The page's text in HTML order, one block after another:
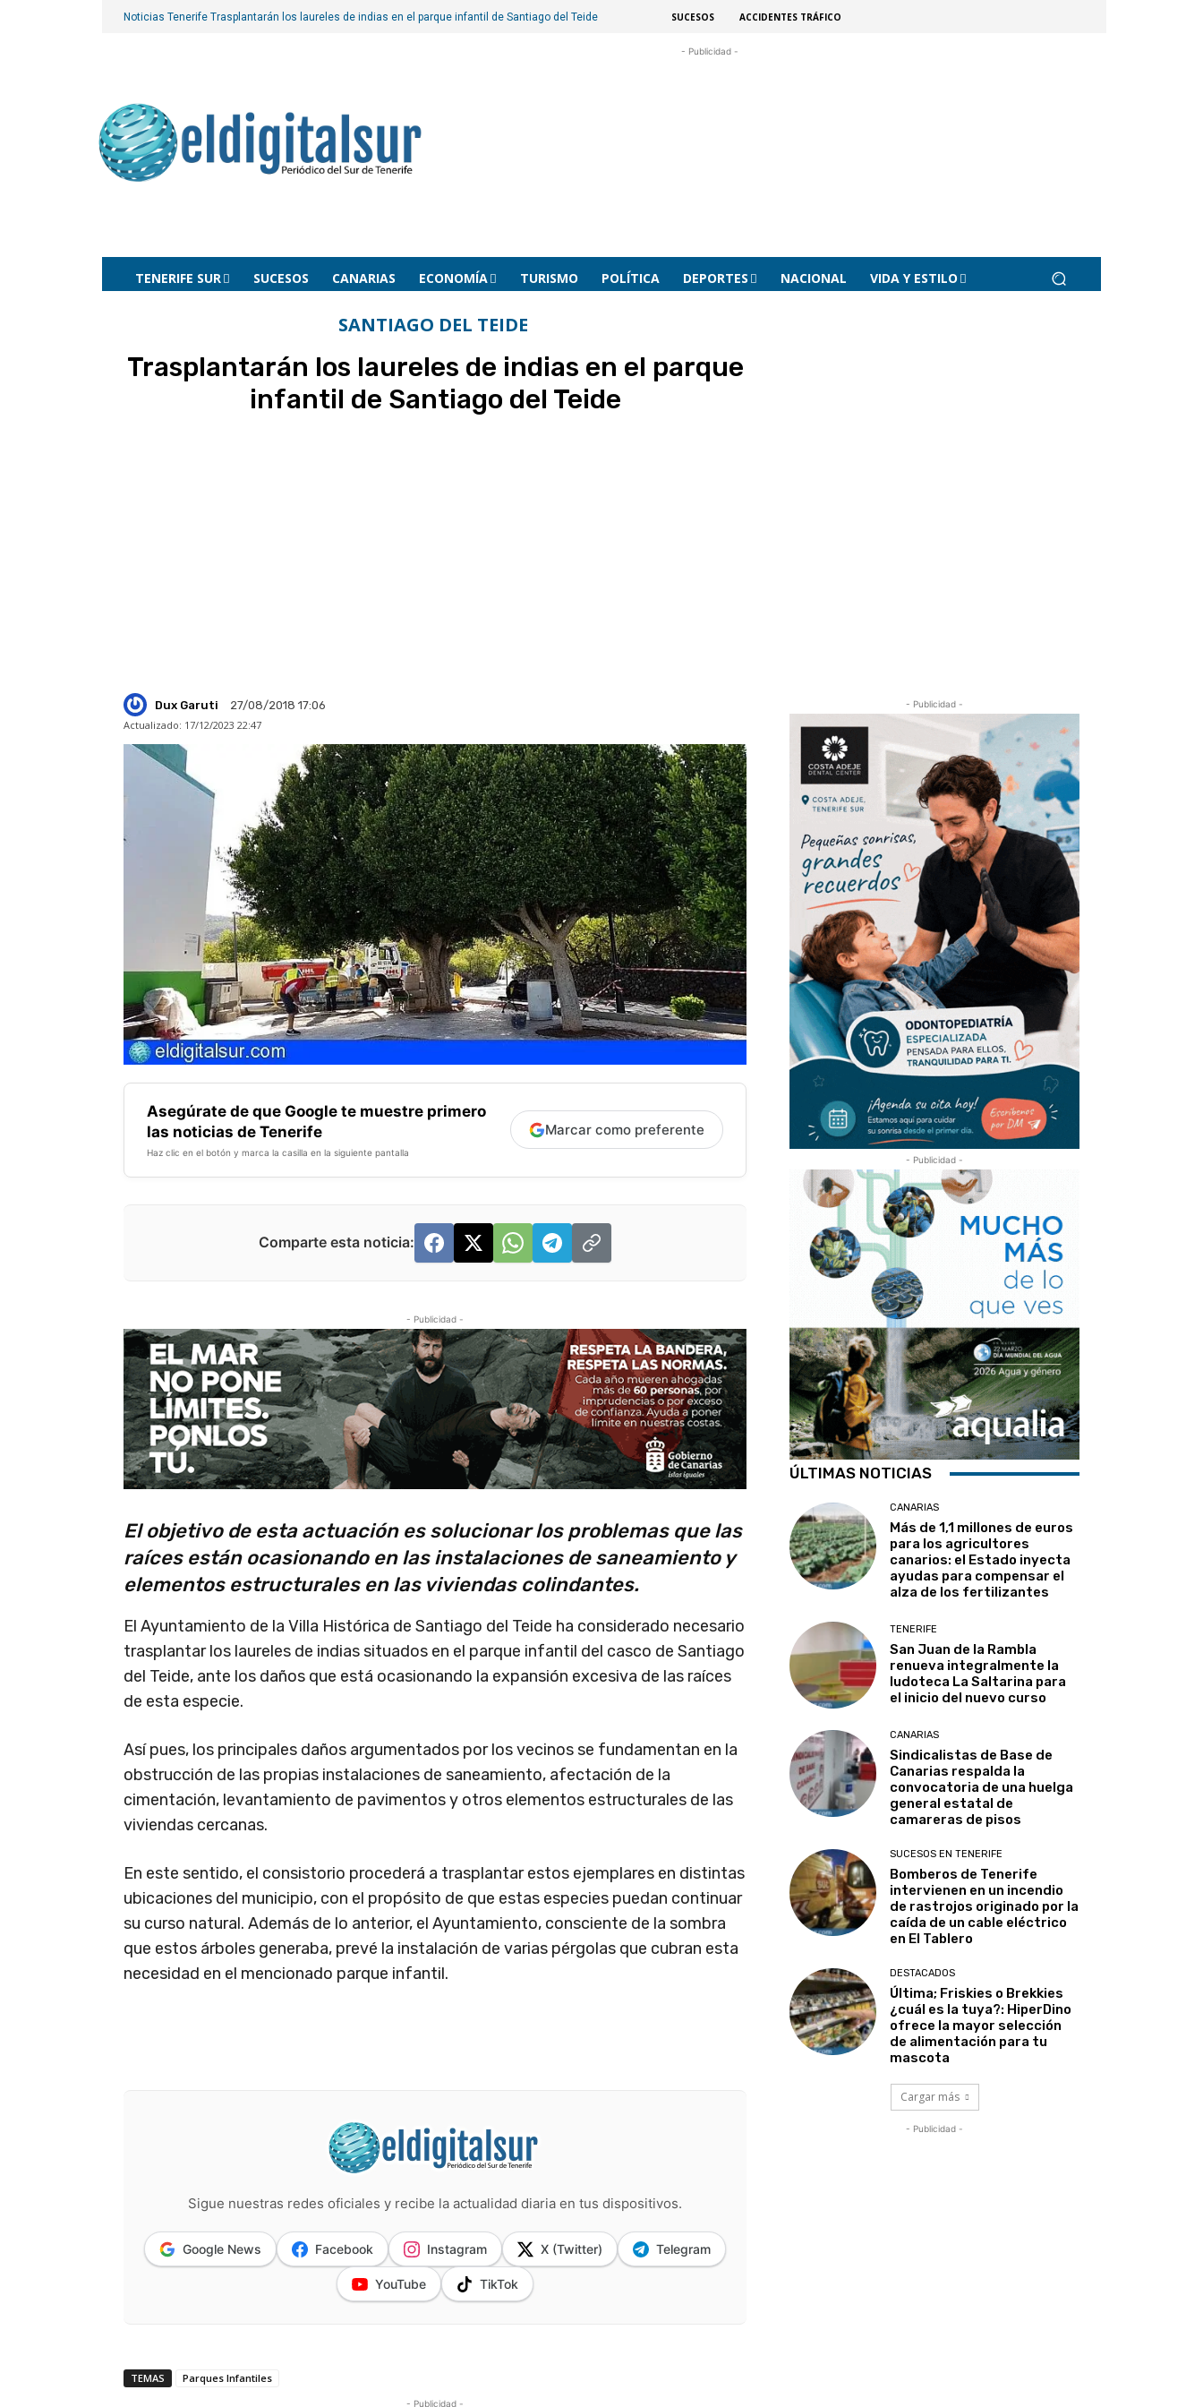
Noticias Tenerife Trasplantarán los laureles de indias en el parque infantil de Santiago del Teide SUCESOS ACCIDENTES TRÁFICO
- Publicidad -
TENERIFE SUR SUCESOS CANARIAS ECONOMÍA TURISMO POLÍTICA DEPORTES NACIONAL VIDA Y ESTILO
SANTIAGO DEL TEIDE
Trasplantarán los laureles de indias en el parque
infantil de Santiago del Teide
Dux Garuti
27/08/2018 17:06
Actualizado: 17/12/2023 22:47
Asegúrate de que Google te muestre primero
las noticias de Tenerife
Haz clic en el botón y marca la casilla en la siguiente pantalla
Marcar como preferente
Comparte esta noticia:
- Publicidad -
El objetivo de esta actuación es solucionar los problemas que las
raíces están ocasionando en las instalaciones de saneamiento y
elementos estructurales en las viviendas colindantes.
El Ayuntamiento de la Villa Histórica de Santiago del Teide ha considerado necesario
trasplantar los laureles de indias situados en el parque infantil del casco de Santiago
del Teide, ante los daños que está ocasionando la expansión excesiva de las raíces
de esta especie.
Así pues, los principales daños argumentados por los vecinos se fundamentan en la
obstrucción de las propias instalaciones de saneamiento, afectación de la
cimentación, levantamiento de pavimentos y otros elementos estructurales de las
viviendas cercanas.
En este sentido, el consistorio procederá a trasplantar estos ejemplares en distintas
ubicaciones del municipio, con el propósito de que estas especies puedan continuar
su curso natural. Además de lo anterior, el Ayuntamiento, consciente de la sombra
que estos árboles generaba, prevé la instalación de varias pérgolas que cubran esta
necesidad en el mencionado parque infantil.
Sigue nuestras redes oficiales y recibe la actualidad diaria en tus dispositivos.
Google News Facebook Instagram X (Twitter) Telegram
YouTube TikTok
TEMAS Parques Infantiles
- Publicidad -
- Publicidad -
- Publicidad -
ÚLTIMAS NOTICIAS
CANARIAS
Más de 1,1 millones de euros
para los agricultores
canarios: el Estado inyecta
ayudas para compensar el
alza de los fertilizantes
TENERIFE
San Juan de la Rambla
renueva integralmente la
ludoteca La Saltarina para
el inicio del nuevo curso
CANARIAS
Sindicalistas de Base de
Canarias respalda la
convocatoria de una huelga
general estatal de
camareras de pisos
SUCESOS EN TENERIFE
Bomberos de Tenerife
intervienen en un incendio
de rastrojos originado por la
caída de un cable eléctrico
en El Tablero
DESTACADOS
Última; Friskies o Brekkies
¿cuál es la tuya?: HiperDino
ofrece la mayor selección
de alimentación para tu
mascota
Cargar más
- Publicidad -